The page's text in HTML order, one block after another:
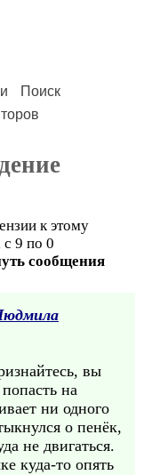
Поиск
к этому
9 по 0
сообщения
вы
на
ни одного
о пенёк,
не двигаться.
куда-то опять